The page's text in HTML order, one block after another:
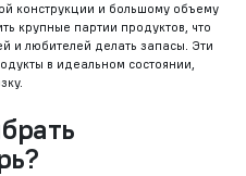
конструкции и большому объему
крупные партии продуктов, что
и любителей делать запасы. Эти
в идеальном состоянии,